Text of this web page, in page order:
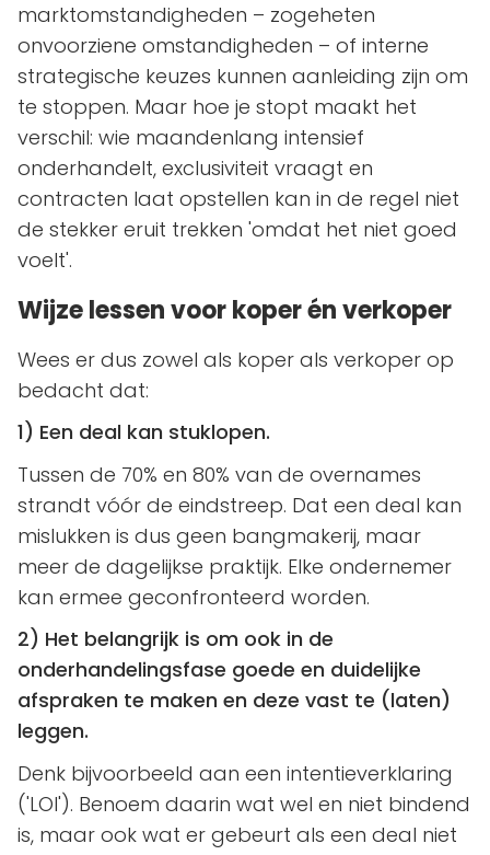
marktomstandigheden – zogeheten
onvoorziene omstandigheden – of interne
strategische keuzes kunnen aanleiding zijn om
te stoppen. Maar hoe je stopt maakt het
verschil: wie maandenlang intensief
onderhandelt, exclusiviteit vraagt en
contracten laat opstellen kan in de regel niet
de stekker eruit trekken 'omdat het niet goed
voelt'.
Wijze lessen voor koper én verkoper
Wees er dus zowel als koper als verkoper op
bedacht dat:
1) Een deal kan stuklopen.
Tussen de 70% en 80% van de overnames
strandt vóór de eindstreep. Dat een deal kan
mislukken is dus geen bangmakerij, maar
meer de dagelijkse praktijk. Elke ondernemer
kan ermee geconfronteerd worden.
2) Het belangrijk is om ook in de
onderhandelingsfase goede en duidelijke
afspraken te maken en deze vast te (laten)
leggen.
Denk bijvoorbeeld aan een intentieverklaring
('LOI'). Benoem daarin wat wel en niet bindend
is, maar ook wat er gebeurt als een deal niet